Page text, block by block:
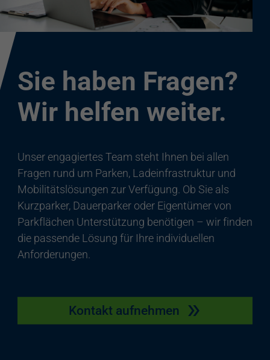
Sie haben Fragen?
Wir helfen weiter.
Unser engagiertes Team steht Ihnen bei allen
Fragen rund um Parken, Ladeinfrastruktur und
Mobilitätslösungen zur Verfügung. Ob Sie als
Kurzparker, Dauerparker oder Eigentümer von
Parkflächen Unterstützung benötigen – wir finden
die passende Lösung für Ihre individuellen
Anforderungen.
Kontakt aufnehmen